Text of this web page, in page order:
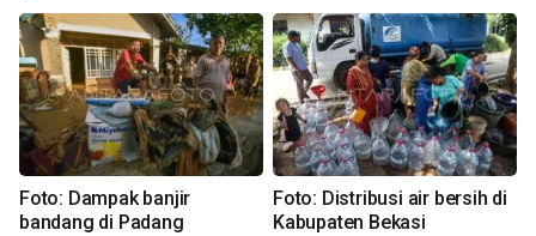
Foto: Dampak banjir
bandang di Padang
Foto: Distribusi air bersih di
Kabupaten Bekasi